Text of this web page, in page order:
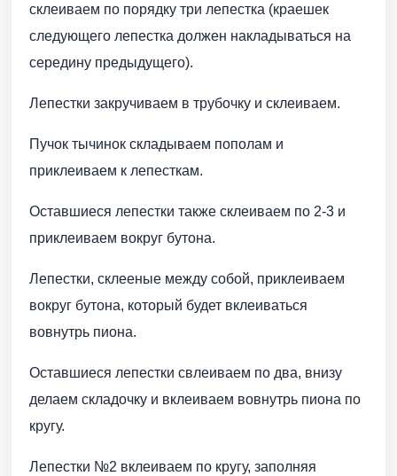
склеиваем по порядку три лепестка (краешек
следующего лепестка должен накладываться на
середину предыдущего).
Лепестки закручиваем в трубочку и склеиваем.
Пучок тычинок складываем пополам и
приклеиваем к лепесткам.
Оставшиеся лепестки также склеиваем по 2-3 и
приклеиваем вокруг бутона.
Лепестки, склееные между собой, приклеиваем
вокруг бутона, который будет вклеиваться
вовнутрь пиона.
Оставшиеся лепестки свлеиваем по два, внизу
делаем складочку и вклеиваем вовнутрь пиона по
кругу.
Лепестки №2 вклеиваем по кругу, заполняя